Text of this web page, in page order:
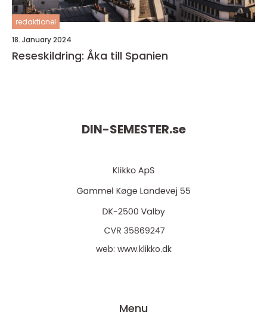
redaktionel
18. January 2024
Reseskildring: Åka till Spanien
DIN-SEMESTER.se
web: www.klikko.dk
Menu